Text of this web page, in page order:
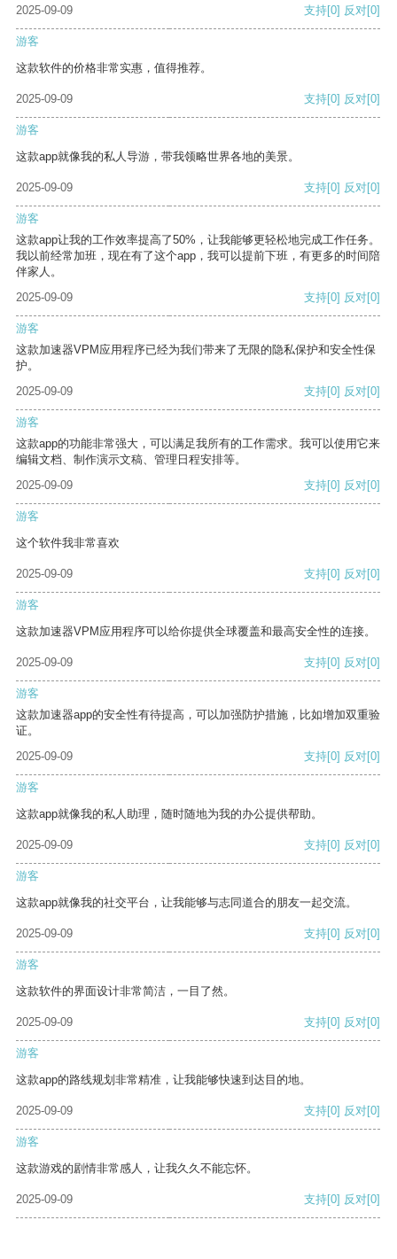
2025-09-09
支持[0] 反对[0]
游客
这款软件的价格非常实惠，值得推荐。
2025-09-09 支持[0] 反对[0]
游客
这款app就像我的私人导游，带我领略世界各地的美景。
2025-09-09 支持[0] 反对[0]
游客
这款app让我的工作效率提高了50%，让我能够更轻松地完成工作任务。
我以前经常加班，现在有了这个app，我可以提前下班，有更多的时间陪
伴家人。
2025-09-09
支持[0] 反对[0]
游客
这款加速器VPM应用程序已经为我们带来了无限的隐私保护和安全性保
护。
2025-09-09
支持[0] 反对[0]
游客
这款app的功能非常强大，可以满足我所有的工作需求。我可以使用它来
编辑文档、制作演示文稿、管理日程安排等。
2025-09-09
支持[0] 反对[0]
游客
这个软件我非常喜欢
2025-09-09 支持[0] 反对[0]
游客
这款加速器VPM应用程序可以给你提供全球覆盖和最高安全性的连接。
2025-09-09 支持[0] 反对[0]
游客
这款加速器app的安全性有待提高，可以加强防护措施，比如增加双重验
证。
2025-09-09
支持[0] 反对[0]
游客
这款app就像我的私人助理，随时随地为我的办公提供帮助。
2025-09-09 支持[0] 反对[0]
游客
这款app就像我的社交平台，让我能够与志同道合的朋友一起交流。
2025-09-09 支持[0] 反对[0]
游客
这款软件的界面设计非常简洁，一目了然。
2025-09-09 支持[0] 反对[0]
游客
这款app的路线规划非常精准，让我能够快速到达目的地。
2025-09-09 支持[0] 反对[0]
游客
这款游戏的剧情非常感人，让我久久不能忘怀。
2025-09-09 支持[0] 反对[0]